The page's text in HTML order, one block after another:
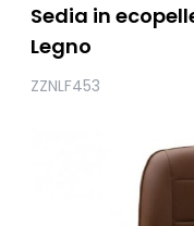
Sedia in
Legno
ZZNLF453